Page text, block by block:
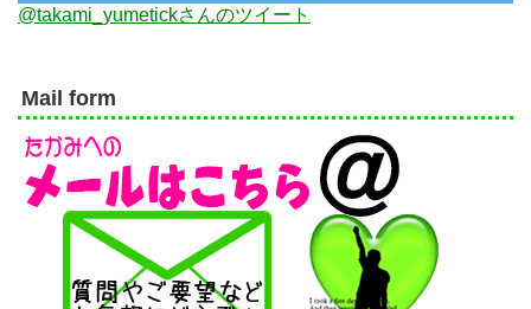
@takami_yumetickさんのツイート
Mail form